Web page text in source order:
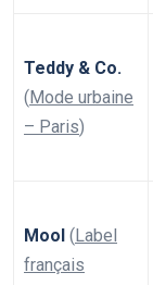
Teddy & Co.
(Mode urbaine
– Paris)
Mool (Label
français